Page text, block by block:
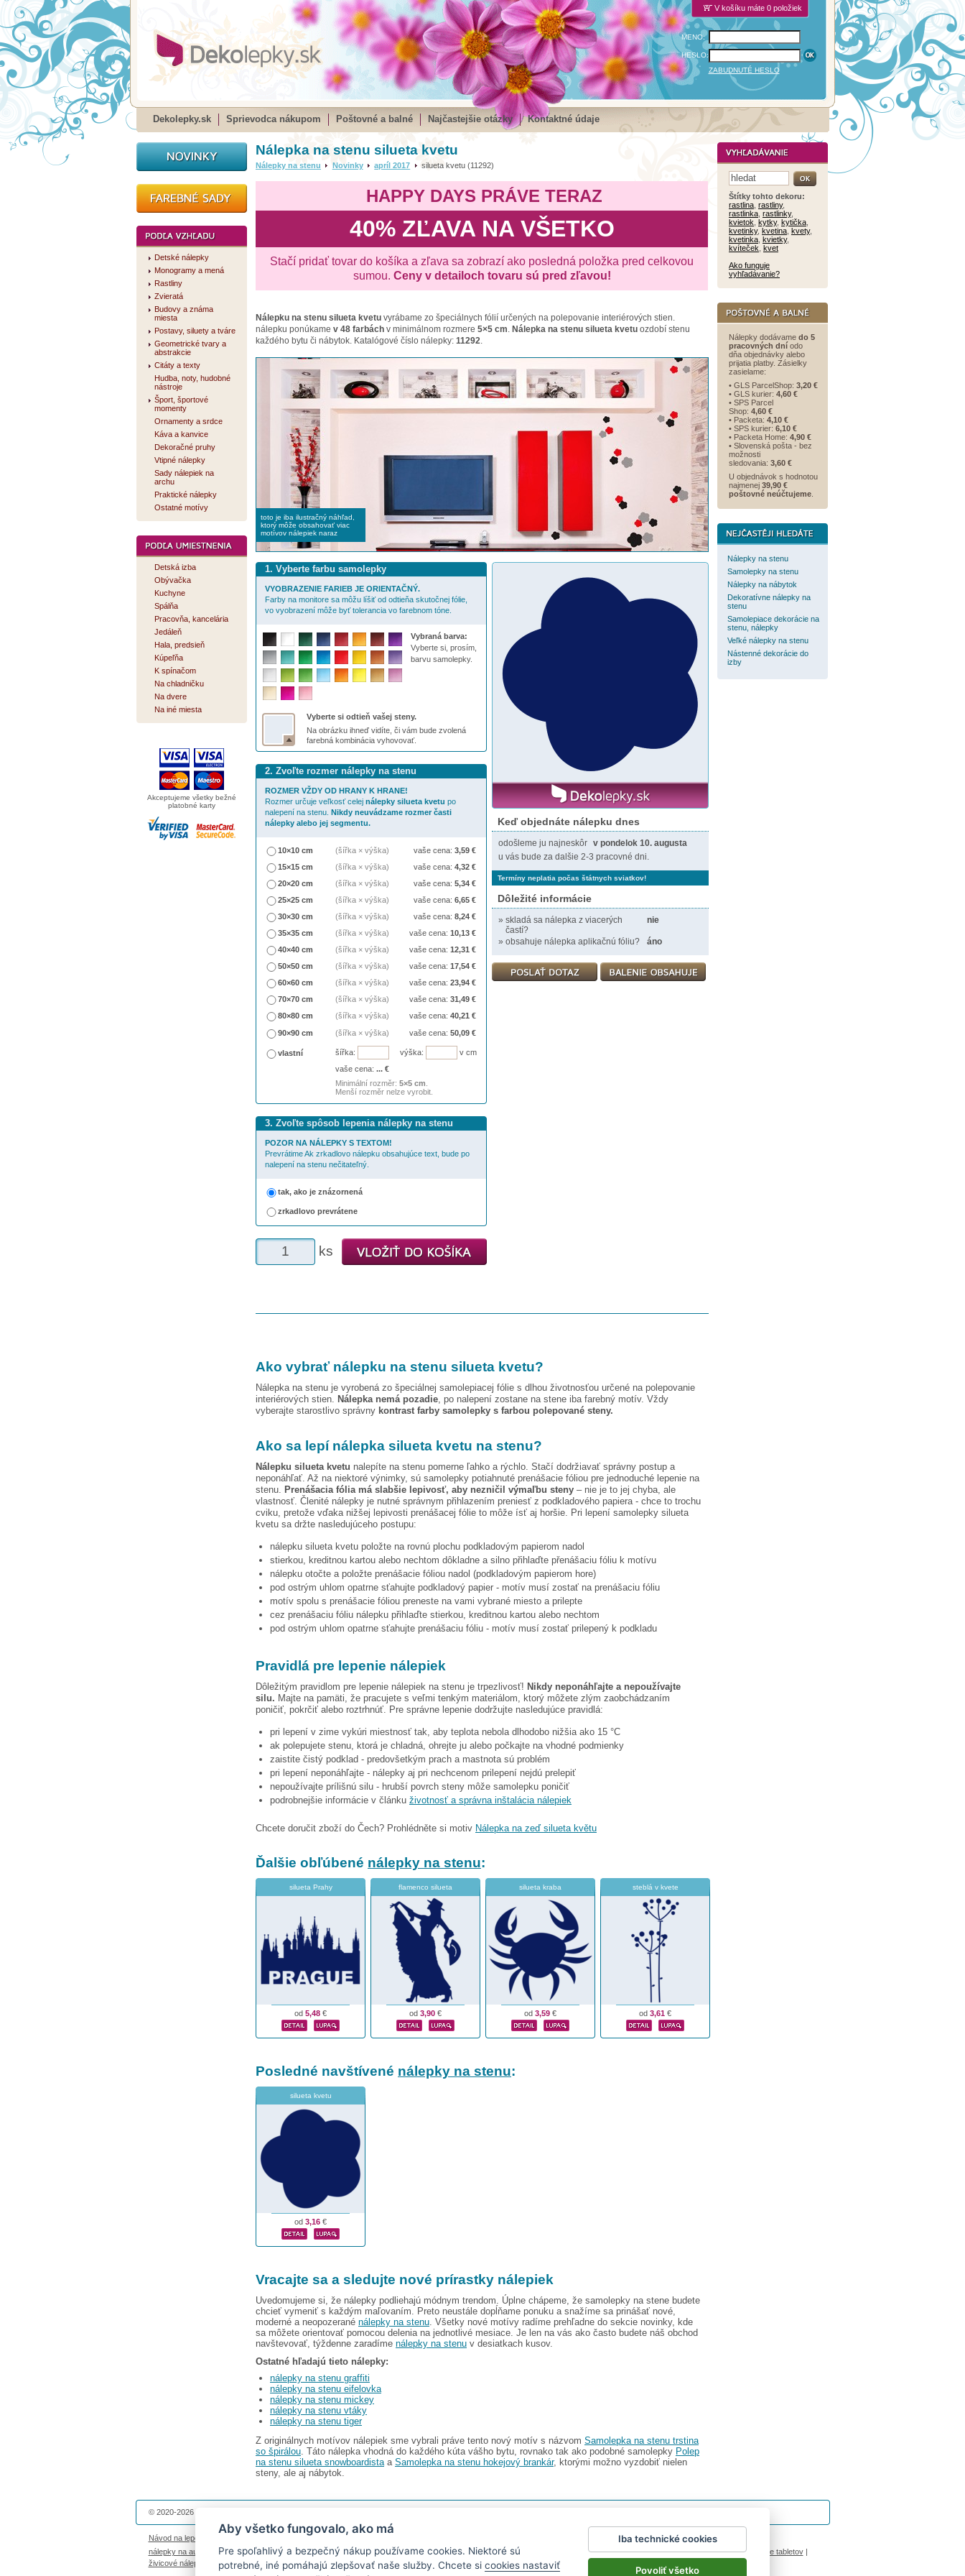
V košíku máte 0 položiek
MENO:
HESLO:
ZABUDNUTÉ HESLO
Dekolepky.sk Sprievodca nákupom Poštovné a balné Najčastejšie otázky Kontaktné údaje
Detské nálepky
Monogramy a mená
Rastliny
Zvieratá
Budovy a známa
miesta
Postavy, siluety a tváre
Geometrické tvary a
abstrakcie
Citáty a texty
Hudba, noty, hudobné
nástroje
Šport, športové
momenty
Ornamenty a srdce
Káva a kanvice
Dekoračné pruhy
Vtipné nálepky
Sady nálepiek na
archu
Praktické nálepky
Ostatné motívy
Detská izba
Obývačka
Kuchyne
Spálňa
Pracovňa, kancelária
Jedáleň
Hala, predsieň
Kúpeľňa
K spínačom
Na chladničku
Na dvere
Na iné miesta
Akceptujeme všetky bežné
platobné karty
Nálepka na stenu silueta kvetu
Nálepky na stenu Novinky apríl 2017 silueta kvetu (11292)
HAPPY DAYS PRÁVE TERAZ
40% ZĽAVA NA VŠETKO
Stačí pridať tovar do košíka a zľava sa zobrazí ako posledná položka pred celkovou
sumou. Ceny v detailoch tovaru sú pred zľavou!
Nálepku na stenu silueta kvetu vyrábame zo špeciálnych fólií určených na polepovanie interiérových stien.
nálepku ponúkame v 48 farbách v minimálnom rozmere 5×5 cm. Nálepka na stenu silueta kvetu ozdobí stenu
každého bytu či nábytok. Katalógové číslo nálepky: 11292.
toto je iba ilustračný náhľad,
ktorý môže obsahovať viac
motívov nálepiek naraz
Keď objednáte nálepku dnes
odošleme ju najneskôr v pondelok 10. augusta
u vás bude za dalšie 2-3 pracovné dni.
Termíny neplatia počas štátnych sviatkov!
Dôležité informácie
» skladá sa nálepka z viacerých
častí?
nie
» obsahuje nálepka aplikačnú fóliu? áno
1. Vyberte farbu samolepky
VYOBRAZENIE FARIEB JE ORIENTAČNÝ.
Farby na monitore sa môžu líšiť od odtieňa skutočnej fólie,
vo vyobrazení môže byť tolerancia vo farebnom tóne.
Vybraná barva:
Vyberte si, prosím,
barvu samolepky.
Vyberte si odtieň vašej steny.
Na obrázku ihneď vidíte, či vám bude zvolená
farebná kombinácia vyhovovať.
2. Zvoľte rozmer nálepky na stenu
ROZMER VŽDY OD HRANY K HRANE!
Rozmer určuje veľkosť celej nálepky silueta kvetu po
nalepení na stenu. Nikdy neuvádzame rozmer časti
nálepky alebo jej segmentu.
10×10 cm (šířka × výška) vaše cena: 3,59 €
15×15 cm
(šířka × výška) vaše cena: 4,32 €
20×20 cm
(šířka × výška) vaše cena: 5,34 €
25×25 cm
(šířka × výška) vaše cena: 6,65 €
30×30 cm
(šířka × výška) vaše cena: 8,24 €
35×35 cm
(šířka × výška) vaše cena: 10,13 €
40×40 cm
(šířka × výška) vaše cena: 12,31 €
50×50 cm
(šířka × výška) vaše cena: 17,54 €
60×60 cm
(šířka × výška) vaše cena: 23,94 €
70×70 cm
(šířka × výška) vaše cena: 31,49 €
80×80 cm
(šířka × výška) vaše cena: 40,21 €
90×90 cm
(šířka × výška) vaše cena: 50,09 €
vlastní šířka: výška:
v cm
vaše cena: ... €
Minimální rozměr: 5×5 cm
Menší rozměr nelze vyrobit.
3. Zvoľte spôsob lepenia nálepky na stenu
POZOR NA NÁLEPKY S TEXTOM!
Prevrátime Ak zrkadlovo nálepku obsahujúce text, bude po
nalepení na stenu nečitateľný.
tak, ako je znázornená
zrkadlovo prevrátene
ks
Ako vybrať nálepku na stenu silueta kvetu?
Nálepka na stenu je vyrobená zo špeciálnej samolepiacej fólie s dlhou životnosťou určené na polepovanie
interiérových stien. Nálepka nemá pozadie , po nalepení zostane na stene iba farebný motív. Vždy
vyberajte starostlivo správny kontrast farby samolepky s farbou polepované steny.
Ako sa lepí nálepka silueta kvetu na stenu?
Nálepku silueta kvetu nalepíte na stenu pomerne ľahko a rýchlo. Stačí dodržiavať správny postup a
neponáhľať. Až na niektoré výnimky, sú samolepky potiahnuté prenášacie fóliou pre jednoduché lepenie na
stenu. Prenášacia fólia má slabšie lepivosť, aby nezničil výmaľbu steny – nie je to jej chyba, ale
vlastnosť. Členité nálepky je nutné správnym přihlazením preniesť z podkladového papiera - chce to trochu
cviku, pretože vďaka nižšej lepivosti prenášacej fólie to môže ísť aj horšie. Pri lepení samolepky silueta
kvetu sa držte nasledujúceho postupu:
nálepku silueta kvetu položte na rovnú plochu podkladovým papierom nadol
stierkou, kreditnou kartou alebo nechtom dôkladne a silno přihlaďte přenášaciu fóliu k motívu
nálepku otočte a položte prenášacie fóliou nadol (podkladovým papierom hore)
pod ostrým uhlom opatrne sťahujte podkladový papier - motív musí zostať na prenášaciu fóliu
motív spolu s prenášacie fóliou preneste na vami vybrané miesto a prilepte
cez prenášaciu fóliu nálepku přihlaďte stierkou, kreditnou kartou alebo nechtom
pod ostrým uhlom opatrne sťahujte prenášaciu fóliu - motív musí zostať prilepený k podkladu
Pravidlá pre lepenie nálepiek
Dôležitým pravidlom pre lepenie nálepiek na stenu je trpezlivosť! Nikdy neponáhľajte a nepoužívajte
silu. Majte na pamäti, že pracujete s veľmi tenkým materiálom, ktorý môžete zlým zaobchádzaním
poničiť, pokrčiť alebo roztrhnúť. Pre správne lepenie dodržujte nasledujúce pravidlá:
pri lepení v zime vykúri miestnosť tak, aby teplota nebola dlhodobo nižšia ako 15 °C
ak polepujete stenu, ktorá je chladná, ohrejte ju alebo počkajte na vhodné podmienky
zaistite čistý podklad - predovšetkým prach a mastnota sú problém
pri lepení neponáhľajte - nálepky aj pri nechcenom prilepení nejdú prelepiť
nepoužívajte prílišnú silu - hrubší povrch steny môže samolepku poničiť
podrobnejšie informácie v článku životnosť a správna inštalácia nálepiek
Chcete doručit zboží do Čech? Prohlédněte si motiv Nálepka na zeď silueta květu
Ďalšie obľúbené nálepky na stenu:
silueta Prahy
od 5,48 €
flamenco silueta
od 3,90 €
silueta kraba
od 3,59 €
steblá v kvete
od 3,61 €
Posledné navštívené nálepky na stenu:
silueta kvetu
od 3,16 €
Vracajte sa a sledujte nové prírastky nálepiek
Uvedomujeme si, že nálepky podliehajú módnym trendom. Úplne chápeme, že samolepky na stene budete
chcieť vymeniť s každým maľovaním. Preto neustále dopĺňame ponuku a snažíme sa prinášať nové,
moderné a neopozerané nálepky na stenu . Všetky nové motívy radíme prehľadne do sekcie novinky, kde
sa môžete orientovať pomocou delenia na jednotlivé mesiace. Je len na vás ako často budete náš obchod
navštevovať, týždenne zaradíme nálepky na stenu v desiatkach kusov.
Ostatné hľadajú tieto nálepky:
nálepky na stenu graffiti
nálepky na stenu eifelovka
nálepky na stenu mickey
nálepky na stenu vtáky
nálepky na stenu tiger
Z originálnych motívov nálepiek sme vybrali práve tento nový motív s názvom Samolepka na stenu trstina
so špirálou . Táto nálepka vhodná do každého kúta vášho bytu, rovnako tak ako podobné samolepky Polep
na stenu silueta snowboardista a Samolepka na stenu hokejový brankár, ktorými možno vyzdobiť nielen
steny, ale aj nábytok.
Štítky tohto dekoru:
rastlina rastliny,
rastlinka rastlinky,
kvietok kytky, kytička
kvetinky, kvetina kvety,
kvetinka kvietky,
kvíteček kvet
Ako funguje
vyhľadávanie?
Nálepky dodávame do 5
pracovných dní odo
dňa objednávky alebo
prijatia platby. Zásielky
zasielame:
• GLS ParcelShop: 3,20 €
• GLS kurier: 4,60 €
• SPS Parcel
Shop: 4,60 €
• Packeta: 4,10 €
• SPS kurier: 6,10 €
• Packeta Home: 4,90 €
• Slovenská pošta - bez
možnosti
sledovania: 3,60 €
U objednávok s hodnotou
najmenej 39,90 €
poštovné neúčtujeme
Nálepky na stenu
Samolepky na stenu
Nálepky na nábytok
Dekoratívne nálepky na
stenu
Samolepiace dekorácie na
stenu, nálepky
Veľké nálepky na stenu
Nástenné dekorácie do
izby
© 2020-2026 Dekolepky.sk prevádzkuje
Návod na lepenie Životnosť nálepiek na stenu| Magazín Reklamačný poriadok|Impressum
nálepky na auto
magnetky s fotkou|nálepky dieťa v aute|kühlschrankmagnete|logoprinty|magnesy ze zdjęciem samolepky na zeď|hodinový manžel česká lípa|porovnanie tabletov|
živicové nálepky
fotokalendáre
Aby všetko fungovalo, ako má
Pre spoľahlivý a bezpečný nákup používame cookies. Niektoré sú
potrebné, iné pomáhajú zlepšovať naše služby. Chcete si cookies nastaviť
Iba technické cookies
Povoliť všetko